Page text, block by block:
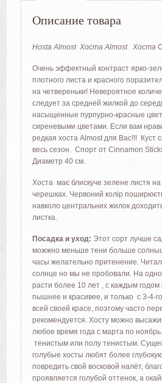
Описание товара
Hosta Almost Хоста Almost Хоста
Очень эффектный контраст ярко-
плотного листа и красного
на четвереньки! Невероятное
следует за средней жилкой до
насыщенные пурпурно-красные
сиреневыми цветами. Если вам
редкая хоста Almost для Вас!!! Куст
весь сезон. Спорт от Cinnamon
Диаметр 40 см.
Хоста має блискуче зелене листя
черешках. Червоний колір
навколо центральних жилок
листка.
Посадка и уход: Этот сорт лучше
можжно меньше тени больше
часы желательно притенение.
солнце но мы не пробовали. На
расти более 10 лет , с каждым годом
пышнее и красивее, и только с 3-4-
всей своей красе, поэтому часто
рекомендуется. Хосту можно
любое время года с марта по
тенистым или полу тенистым.
голубые хосты любят более
повредить свой восковой налёт,
проявляется голубой оттенок, а